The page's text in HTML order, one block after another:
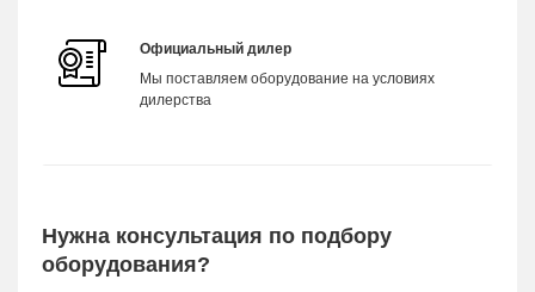
Официальный дилер
Мы поставляем оборудование на условиях
дилерства
Нужна консультация по подбору
оборудования?